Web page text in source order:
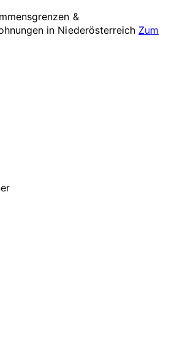
&
in Niederösterreich Zum